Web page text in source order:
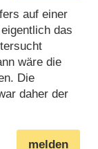
auf einer
das
wäre die
Die
daher der
melden